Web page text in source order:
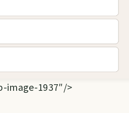
image-1937″/>